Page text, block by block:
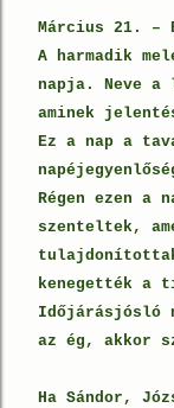
Március 21. –
A harmadik
napja. Neve a
aminek
Ez a nap a
Régen ezen a
szenteltek,
kenegették a
Időjárásjósló
az ég, akkor
Ha Sándor,